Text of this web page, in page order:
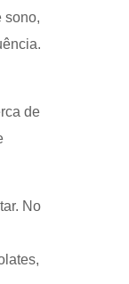
sono,
de
No